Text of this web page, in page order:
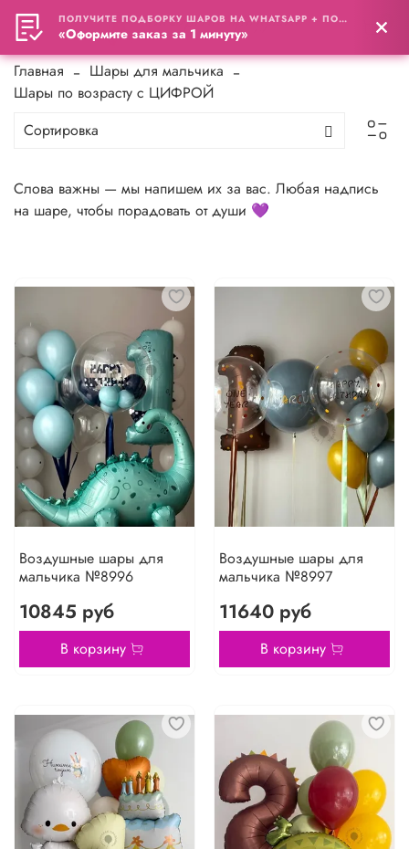
0
Главная
Шары для мальчика
Шары по возрасту с ЦИФРОЙ
Слова важны — мы напишем их за вас. Любая надпись
на шаре, чтобы порадовать от души 💜
Воздушные шары для
мальчика №8996
10845 руб
В корзину
Воздушные шары для
мальчика №8997
11640 руб
В корзину
ПОЛУЧИТЕ ПОДБОРКУ ШАРОВ НА WHATSAPP + ПОДАРОК
«Оформите заказ за 1 минуту»